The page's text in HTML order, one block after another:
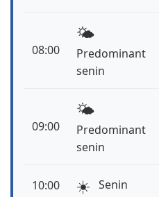
08:00
🌤️
Predominant
senin
09:00
🌤️
Predominant
senin
10:00 ☀️ Senin